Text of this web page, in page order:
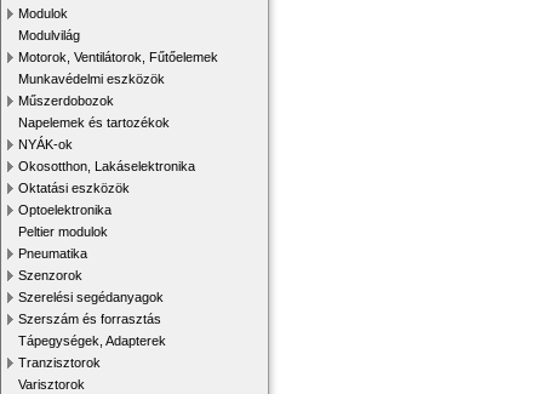
Modulok
Modulvilág
Motorok, Ventilátorok, Fűtőelemek
Munkavédelmi eszközök
Műszerdobozok
Napelemek és tartozékok
NYÁK-ok
Okosotthon, Lakáselektronika
Oktatási eszközök
Optoelektronika
Peltier modulok
Pneumatika
Szenzorok
Szerelési segédanyagok
Szerszám és forrasztás
Tápegységek, Adapterek
Tranzisztorok
Varisztorok